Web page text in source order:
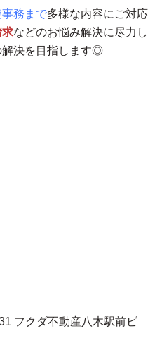
務まで多様な内容にご対応
求などのお悩み解決に尽力し
決を目指します◎
フクダ不動産八木駅前ビ